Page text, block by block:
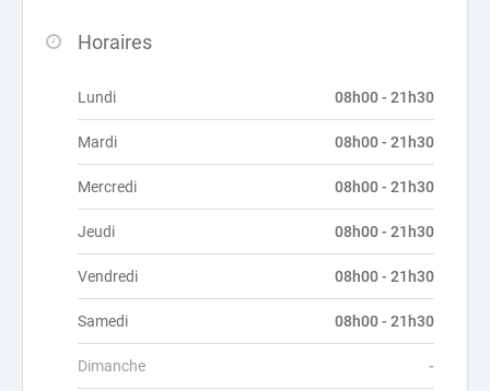
Horaires
Lundi 08h00 - 21h30
Mardi 08h00 - 21h30
Mercredi 08h00 - 21h30
Jeudi 08h00 - 21h30
Vendredi 08h00 - 21h30
Samedi 08h00 - 21h30
Dimanche -